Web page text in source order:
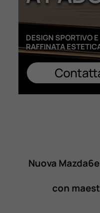
Contattaci
DESIGN SPORTIVO E
RAFFINATA
Nuova
con